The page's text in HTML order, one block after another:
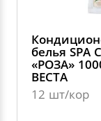
ПАКЕТЫ
НИКА
белья SPA
«РОЗА»
ВЕСТА
12 шт/кор